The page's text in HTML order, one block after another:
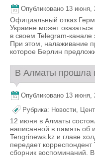
Опубликовано 13 июня,
Официальный отказ
Украине может
в своем Telegram-канале
При этом, налаживание
которое Берлин
В Алматы прошла
Опубликовано 13 июня,
Рубрика: Новости,
12 июня в Алматы
написанной в память об
Tengrinews.kz и главе
передает
сборник воспоминаний.